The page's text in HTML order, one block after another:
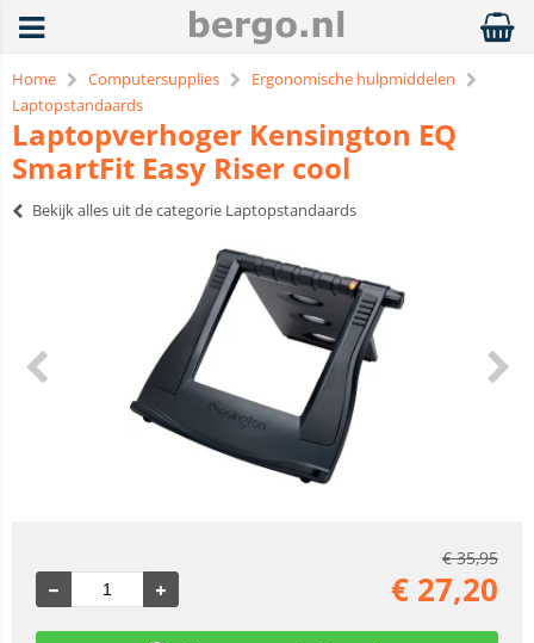
Home Computersupplies
Ergonomische hulpmiddelen
Laptopstandaards
Laptopverhoger Kensington EQ
SmartFit Easy Riser cool
Bekijk alles uit de categorie Laptopstandaards
€35,95
€ 27,20